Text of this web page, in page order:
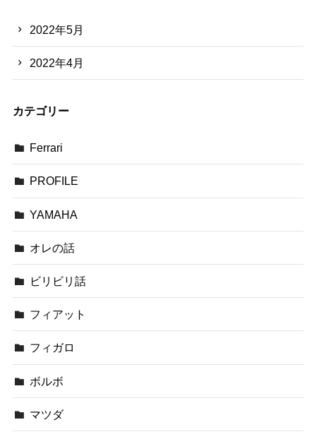
2022年5月
2022年4月
カテゴリー
Ferrari
PROFILE
YAMAHA
オレの話
ビリビリ話
フィアット
フィガロ
ボルボ
マツダ